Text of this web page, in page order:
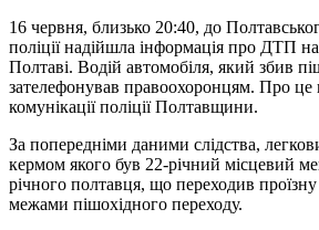
16 червня, близько 20:40, до
поліції надійшла інформація про ДТП
Полтаві. Водій автомобіля, який збив
зателефонував правоохоронцям. Про це
комунікації поліції Полтавщини.
За попередніми даними слідства,
кермом якого був 22-річний місцевий
річного полтавця, що переходив
межами пішохідного переходу.